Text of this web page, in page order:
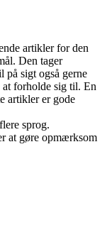
artikler for den
Den tager
på sigt også gerne
forholde sig til. En
artikler er gode
sprog.
at gøre opmærksom